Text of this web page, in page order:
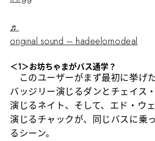
♬
original sound – hadeelornodeal
＜1＞お坊ちゃまがバス通学？
このユーザーがまず最初に挙げ
バッジリー演じるダンとチェイス
演じるネイト、そして、エド・ウ
演じるチャックが、同じバスに乗
るシーン。